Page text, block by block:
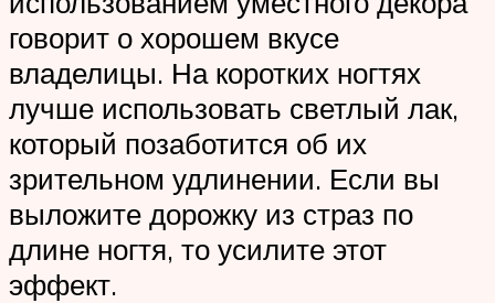
говорит о хорошем вкусе
владелицы. На коротких ногтях
лучше использовать светлый лак,
который позаботится об их
зрительном удлинении. Если вы
выложите дорожку из страз по
длине ногтя, то усилите этот
эффект.